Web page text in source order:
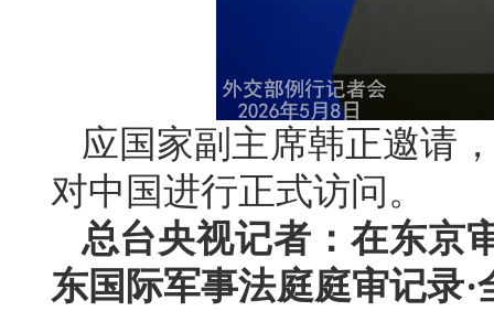
应国家副主席韩正邀请
对中国进行正式访问。
总台央视记者：在东京
东国际军事法庭庭审记录